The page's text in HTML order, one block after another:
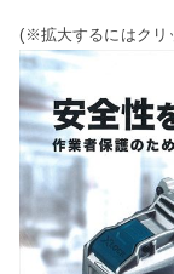
(※拡大するにはクリ